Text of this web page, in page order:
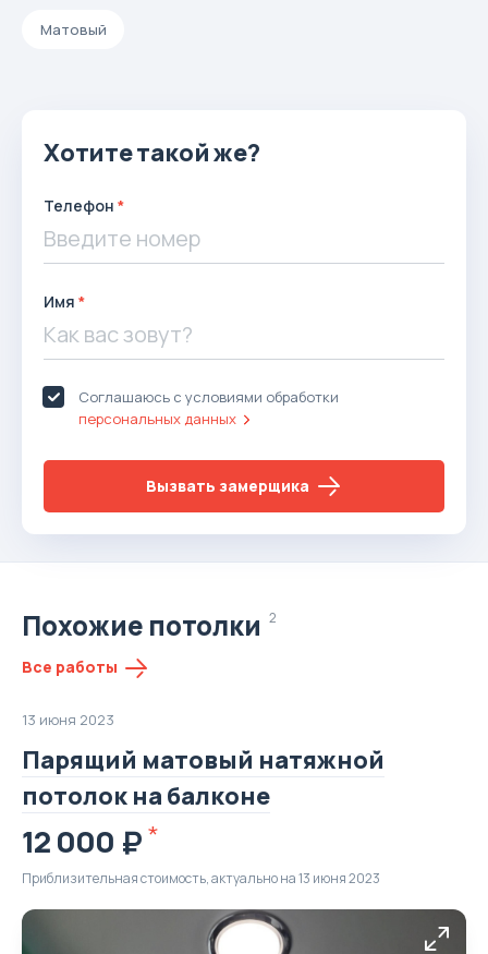
Матовый
Хотите такой же?
Телефон
Имя
Соглашаюсь с условиями обработки
персональных данных
Вызвать замерщика
Похожие потолки 2
Все работы
13 июня 2023
Парящий матовый натяжной
потолок на балконе
12 000
Приблизительная стоимость, актуально на 13 июня 2023